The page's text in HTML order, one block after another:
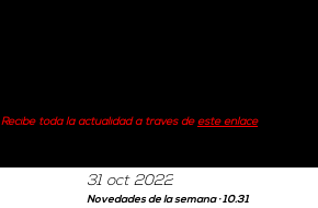
Novedades de la semana · 10.31
31 oct 2022
Recibe toda la actualidad a través deeste enlace